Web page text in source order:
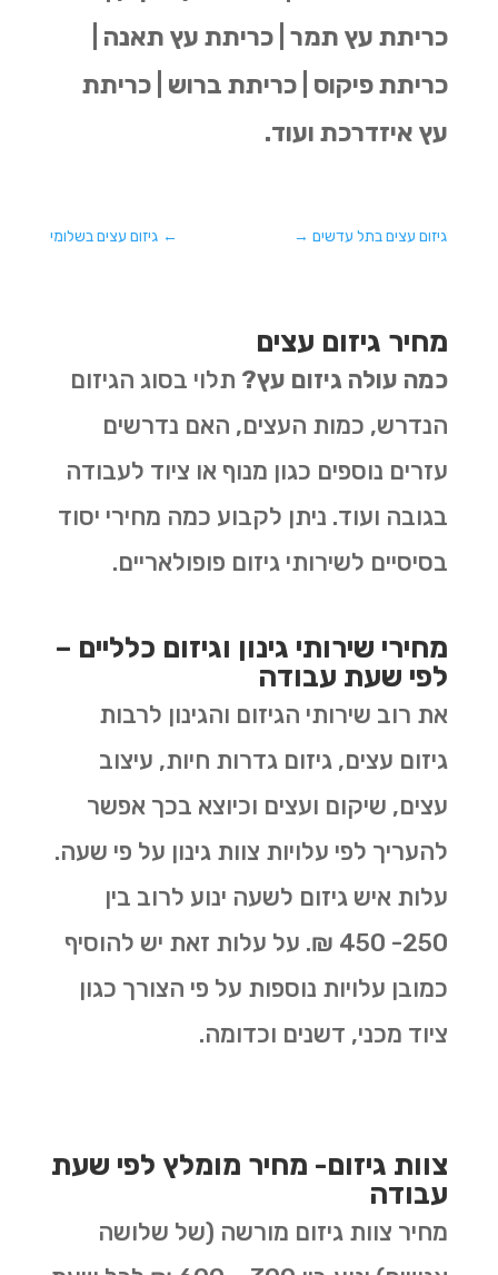
כריתת עץ תמר | כריתת עץ תאנה |
כריתת פיקוס | כריתת ברוש | כריתת
עץ איזדרכת ועוד.
← גיזום עצים בשלומי גיזום עצים בתל עדשים→
מחיר גיזום עצים
כמה עולה גיזום עץ? תלוי בסוג הגיזום
הנדרש, כמות העצים, האם נדרשים
עזרים נוספים כגון מנוף או ציוד לעבודה
בגובה ועוד. ניתן לקבוע כמה מחירי יסוד
בסיסיים לשירותי גיזום פופולאריים.
מחירי שירותי גינון וגיזום כלליים –
לפי שעת עבודה
את רוב שירותי הגיזום והגינון לרבות
גיזום עצים, גיזום גדרות חיות, עיצוב
עצים, שיקום ועצים וכיוצא בכך אפשר
להעריך לפי עלויות צוות גינון על פי שעה.
עלות איש גיזום לשעה ינוע לרוב בין
250- 450 ₪. על עלות זאת יש להוסיף
כמובן עלויות נוספות על פי הצורך כגון
ציוד מכני, דשנים וכדומה.
צוות גיזום- מחיר מומלץ לפי שעת
עבודה
מחיר צוות גיזום מורשה (של שלושה